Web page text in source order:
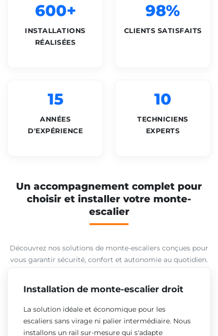
600+
INSTALLATIONS
RÉALISÉES
98%
CLIENTS SATISFAITS
15
ANNÉES
D'EXPÉRIENCE
10
TECHNICIENS
EXPERTS
Un accompagnement complet pour
choisir et installer votre monte-
escalier
Découvrez nos solutions de monte-escaliers conçues pour
vous garantir sécurité, confort et autonomie au quotidien.
Installation de monte-escalier droit
La solution idéale et économique pour les
escaliers sans virage ni palier intermédiaire. Nous
installons un rail sur-mesure qui s'adapte